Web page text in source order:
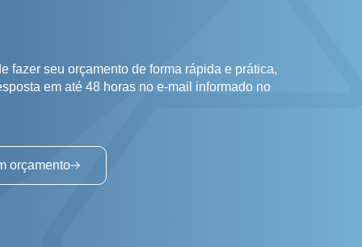
fazer seu orçamento de forma rápida e prática,
em até 48 horas no e-mail informado no
orçamento